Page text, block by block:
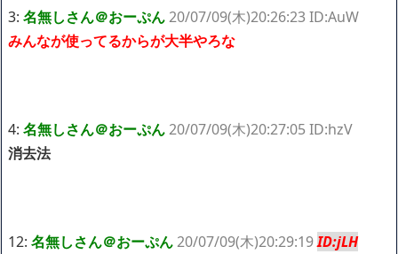
ハードオフに売っていた4万4000円のフィギュアがヤバすぎるｗ
ｗｗｗｗｗ「こんな高いの？ｗｗ」「逆に超安い」
【閲覧注意】俺が近くにいると機械が壊れるんだけどさ
Powered by livedoor 相互RSS
3: 名無しさん＠おーぷん20/07/09(木)20:26:23 ID:AuW
みんなが使ってるからが大半やろな
4: 名無しさん＠おーぷん20/07/09(木)20:27:05 ID:hzV
消去法
12: 名無しさん＠おーぷん20/07/09(木)20:29:19ID:jLH